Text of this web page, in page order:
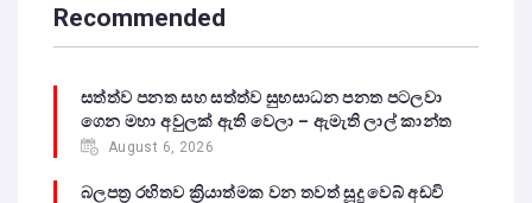
Recommended
සත්ත්ව පනත සහ සත්ත්ව සුභසාධන පනත පටලවා
ගෙන මහා අවුලක් ඇති වෙලා – ඇමැති ලාල් කාන්ත
August 6, 2026
බලපත්‍ර රහිතව ක්‍රියාත්මක වන තවත් සූදු වෙබ් අඩවි